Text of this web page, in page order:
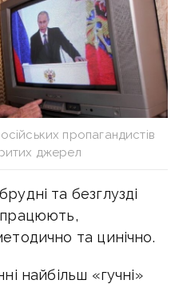
пропагандистів
джерел
та безглузді
та цинічно.
найбільш «гучні»